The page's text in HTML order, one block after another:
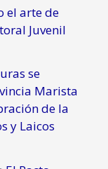
el arte de
Juvenil
se
Marista
de la
y Laicos